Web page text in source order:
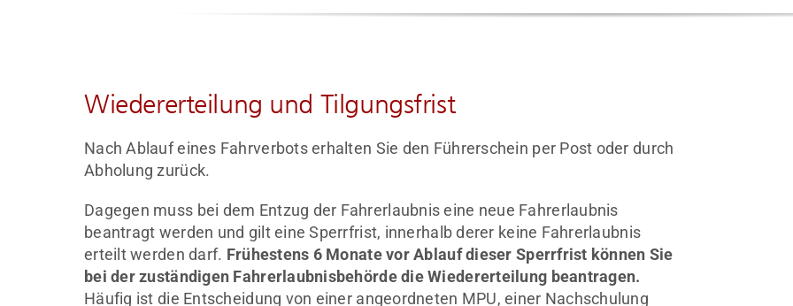
Wiedererteilung und Tilgungsfrist
Nach Ablauf eines Fahrverbots erhalten Sie den Führerschein per Post oder durch
Abholung zurück.
Dagegen muss bei dem Entzug der Fahrerlaubnis eine neue Fahrerlaubnis
beantragt werden und gilt eine Sperrfrist, innerhalb derer keine Fahrerlaubnis
erteilt werden darf. Frühestens 6 Monate vor Ablauf dieser Sperrfrist können Sie
bei der zuständigen Fahrerlaubnisbehörde die Wiedererteilung beantragen.
Häufig ist die Entscheidung von einer angeordneten MPU, einer Nachschulung